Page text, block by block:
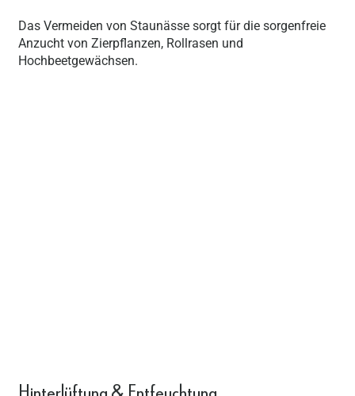
Das Vermeiden von Staunässe sorgt für die sorgenfreie
Anzucht von Zierpflanzen, Rollrasen und
Hochbeetgewächsen.